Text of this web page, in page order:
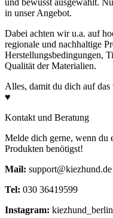
Rohprotein
Rohasche
Rohfaser
Feuchtigkeit
und bewusst ausgewählt.
in unser Angebot.
Dabei achten wir u.a. auf
regionale und nachhaltige
Herstellungsbedingungen,
Qualität der Materialien.
Alles, damit du dich auf
♥
Kontakt und Beratung
Melde dich gerne, wenn du
Produkten benötigst!
Mail: support@kiezhund.de
Tel: 030 36419599
Instagram: